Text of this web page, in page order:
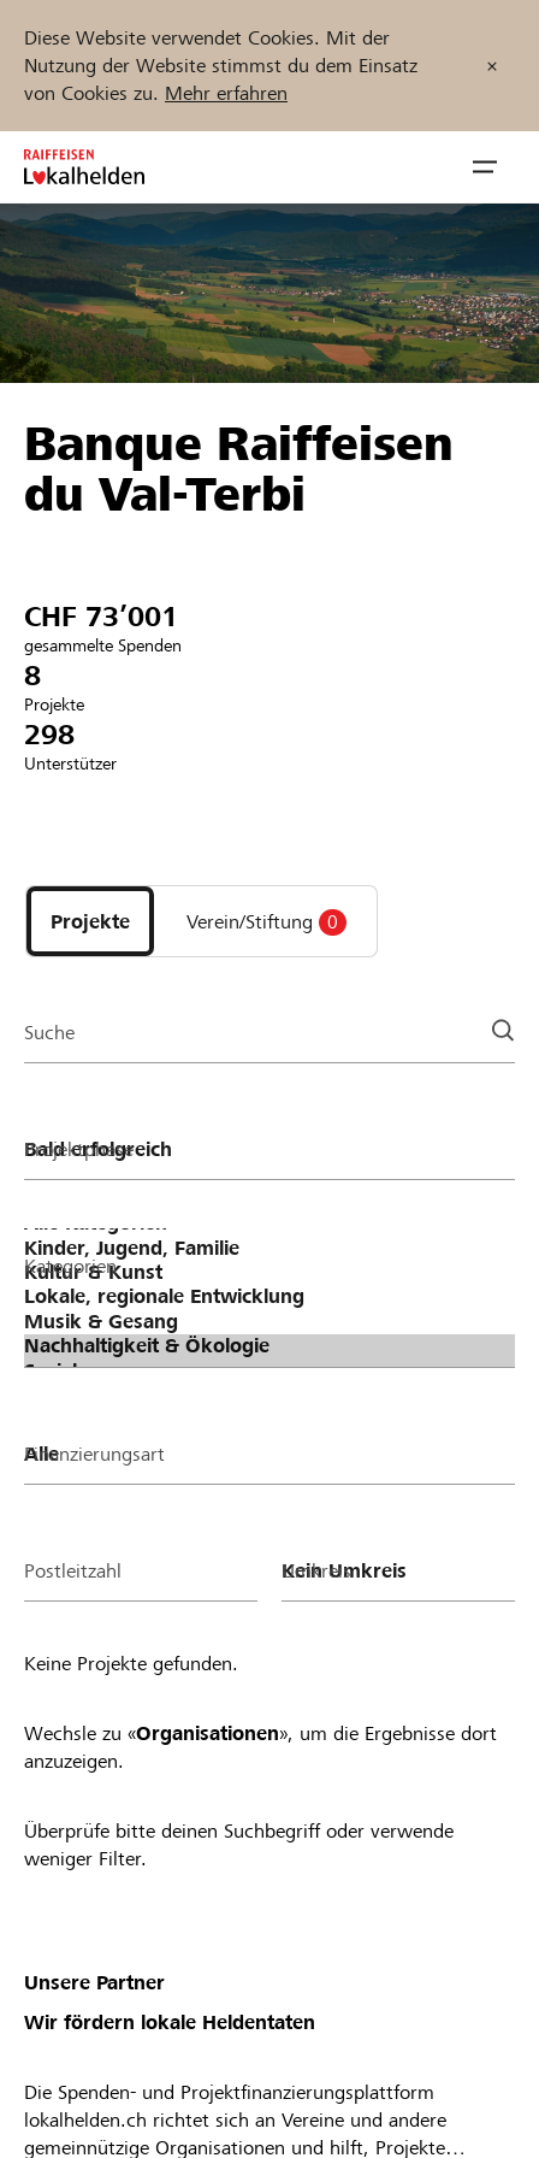
Diese Website verwendet Cookies. Mit der
Nutzung der Website stimmst du dem Einsatz
von Cookies zu. Mehr erfahren
Zum
Inhalt
springen
öffnen
Unterstützen
Hilfe & Support
Anmelden
Projekte und Organisationen finden
Jetzt starten
DE FR IT
Banque Raiffeisen
du Val-Terbi
CHF 73’001
gesammelte Spenden
8
Projekte
298
Unterstützer
Projekte
und
Organisationen
Projekte Verein/Stiftung 0
Suche
Projektphase
Kategorien
Finanzierungsart
Postleitzahl Umkreis
Keine Projekte gefunden.
Wechsle zu «Organisationen», um die Ergebnisse dort
anzuzeigen.
Überprüfe bitte deinen Suchbegriff oder verwende
weniger Filter.
Unsere Partner
Wir fördern lokale Heldentaten
Die Spenden- und Projektfinanzierungsplattform
lokalhelden.ch richtet sich an Vereine und andere
gemeinnützige Organisationen und hilft, Projekte